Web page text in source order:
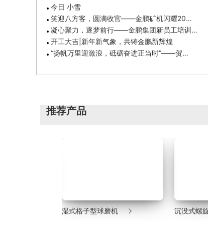
今日 小雪
笑迎八方客，圆满收官——金鹏矿机闪耀20…
凝心聚力，逐梦前行——金鹏集团新员工培训…
开工大吉|新年新气象，共铸金鹏新辉煌
“扬帆万里迎激浪，砥砺奋进正当时”——贺…
推荐产品
湿式格子型球磨机  沉没式螺